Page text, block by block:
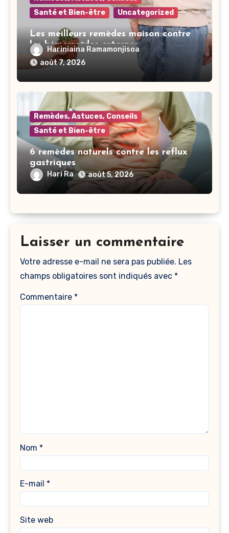
Santé et Bien-être
Uncategorized
Les meilleurs remèdes maison contre
les hémorroïdes externes
Hariniaina Ramamonjisoa
août 7, 2026
Remèdes, Astuces, Conseils
Santé et Bien-être
6 remèdes naturels contre les reflux
gastriques
Hari Ra août 5, 2026
Laisser un commentaire
Votre adresse e-mail ne sera pas publiée. Les
champs obligatoires sont indiqués avec *
Commentaire *
Nom *
E-mail *
Site web